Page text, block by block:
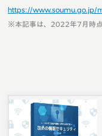
https://www.soumu.go.jp/
※本記事は、2022年7月時点